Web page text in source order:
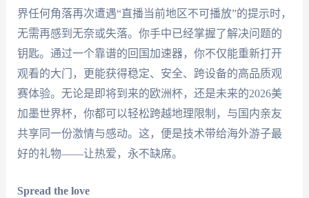
界任何角落再次遭遇“直播当前地区不可播放”的提示时，
无需再感到无奈或失落。你手中已经掌握了解决问题的
钥匙。通过一个靠谱的回国加速器，你不仅能重新打开
观看的大门，更能获得稳定、安全、跨设备的高品质观
赛体验。无论是即将到来的欧洲杯，还是未来的2026美
加墨世界杯，你都可以轻松跨越地理限制，与国内亲友
共享同一份激情与感动。这，便是技术带给海外游子最
好的礼物——让热爱，永不缺席。
Spread the love